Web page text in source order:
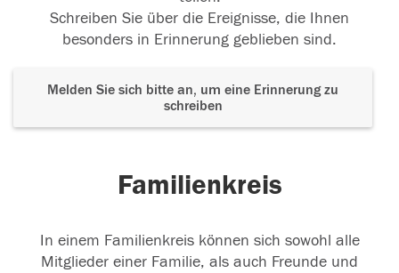
Schreiben Sie über die Ereignisse, die Ihnen
besonders in Erinnerung geblieben sind.
Melden Sie sich bitte an, um eine Erinnerung zu
schreiben
Familienkreis
In einem Familienkreis können sich sowohl alle
Mitglieder einer Familie, als auch Freunde und